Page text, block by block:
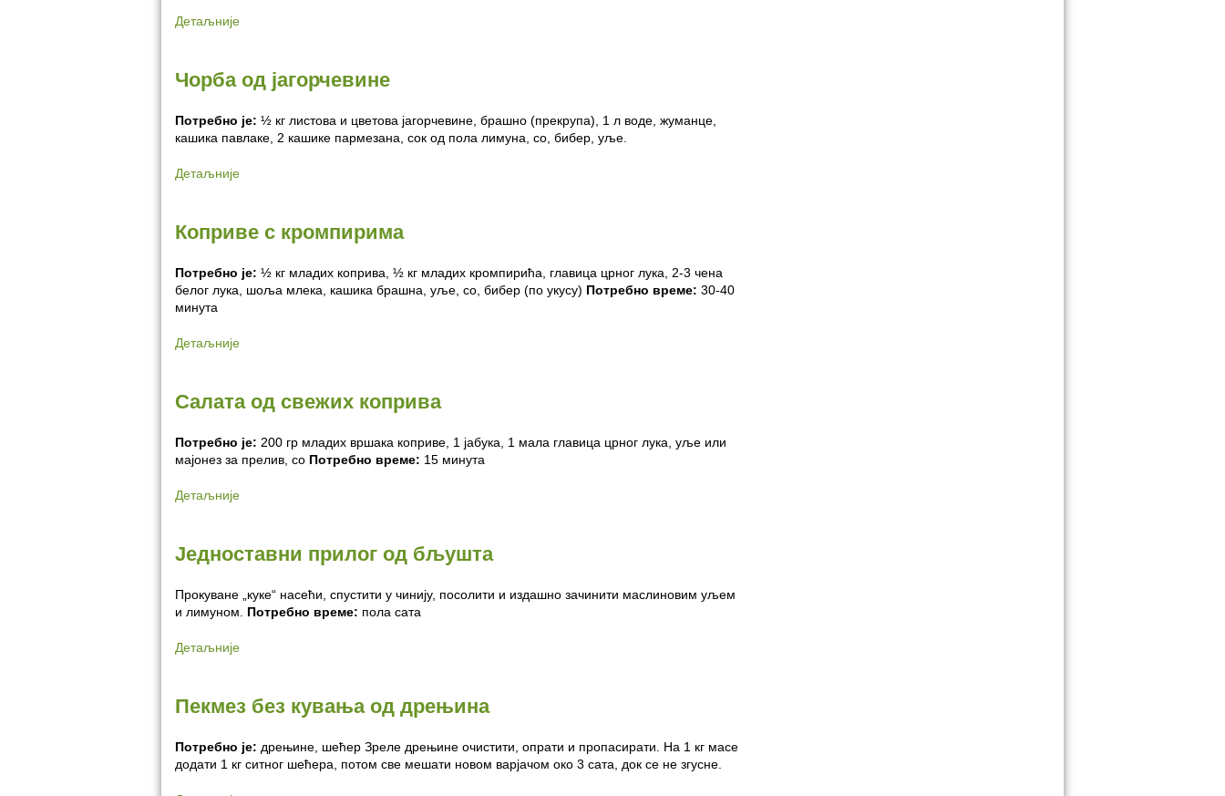
Детаљније
Чорба од јагорчевине
Потребно је: ½ кг листова и цветова јагорчевине, брашно (прекрупа), 1 л воде, жуманце,
кашика павлаке, 2 кашике пармезана, сок од пола лимуна, со, бибер, уље.
Детаљније
Коприве с кромпирима
Потребно је: ½ кг младих коприва, ½ кг младих кромпирића, главица црног лука, 2-3 чена
белог лука, шоља млека, кашика брашна, уље, со, бибер (по укусу) Потребно време: 30-40
минута
Детаљније
Салата од свежих коприва
Потребно је: 200 гр младих вршака коприве, 1 јабука, 1 мала главица црног лука, уље или
мајонез за прелив, со Потребно време: 15 минута
Детаљније
Једноставни прилог од бљушта
Прокуване „куке“ насећи, спустити у чинију, посолити и издашно зачинити маслиновим уљем
и лимуном. Потребно време: пола сата
Детаљније
Пекмез без кувања од дрењина
Потребно је: дрењине, шећер Зреле дрењине очистити, опрати и пропасирати. На 1 кг масе
додати 1 кг ситног шећера, потом све мешати новом варјачом око 3 сата, док се не згусне.